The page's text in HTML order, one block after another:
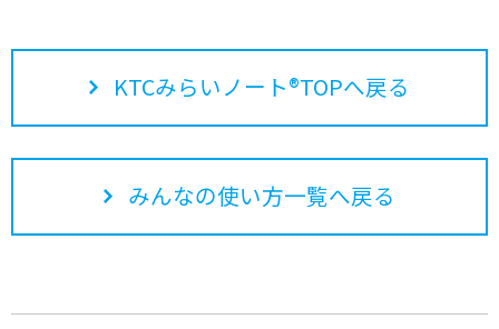
KTCみらいノート®TOPへ戻る
みんなの使い方一覧へ戻る